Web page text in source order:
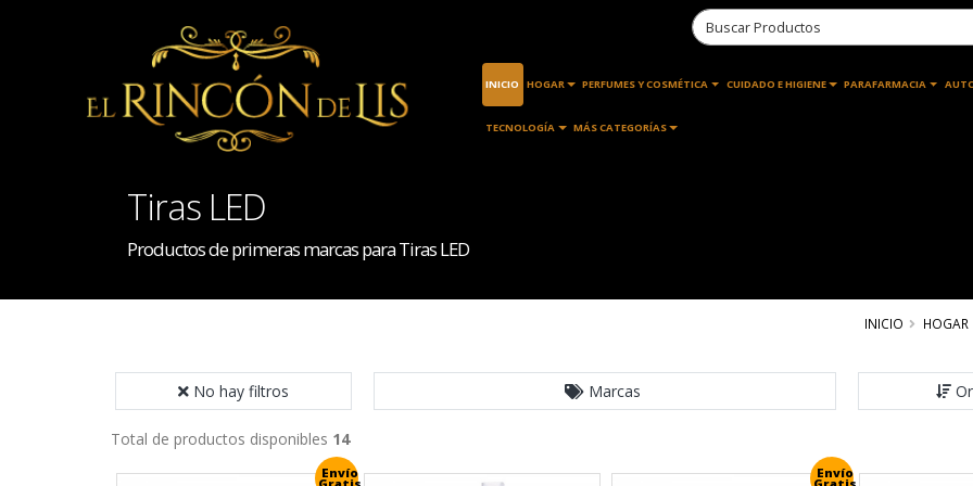
INICIO HOGAR PERFUMES Y COSMÉTICA CUIDADO E HIGIENE PARAFARMACIA
TECNOLOGÍA MÁS CATEGORÍAS
Tiras LED
Productos de primeras marcas para Tiras LED
INICIO HOGAR
No hay filtros Marcas
Total de productos disponibles 14
Envío Envío